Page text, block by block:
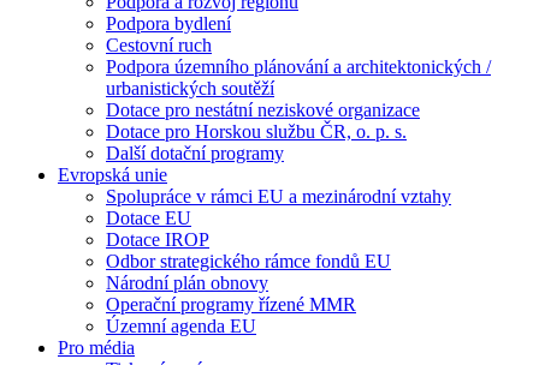
Podpora bydlení
Cestovní ruch
Podpora územního plánování a architektonických /
urbanistických soutěží
Dotace pro nestátní neziskové organizace
Dotace pro Horskou službu ČR, o. p. s.
Další dotační programy
Evropská unie
Spolupráce v rámci EU a mezinárodní vztahy
Dotace EU
Dotace IROP
Odbor strategického rámce fondů EU
Národní plán obnovy
Operační programy řízené MMR
Územní agenda EU
Pro média